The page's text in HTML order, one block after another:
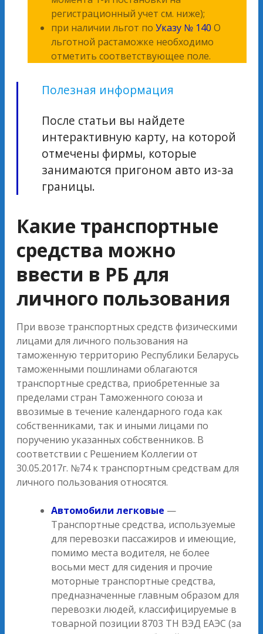
регистрационный учет см. ниже);
при наличии льгот поУказу № 140 О
льготной растаможке необходимо
отметить соответствующее поле.
Полезная информация
После статьи вы найдете
интерактивную карту, на которой
отмечены фирмы, которые
занимаются пригоном авто из-за
границы.
Какие транспортные
средства можно
ввести в РБ для
личного пользования
При ввозе транспортных средств физическими
лицами для личного пользования на
таможенную территорию Республики Беларусь
таможенными пошлинами облагаются
транспортные средства, приобретенные за
пределами стран Таможенного союза и
ввозимые в течение календарного года как
собственниками, так и иными лицами по
поручению указанных собственников. В
соответствии с Решением Коллегии от
30.05.2017г. №74 к транспортным средствам для
личного пользования относятся.
Автомобили легковые —
Транспортные средства, используемые
для перевозки пассажиров и имеющие,
помимо места водителя, не более
восьми мест для сидения и прочие
моторные транспортные средства,
предназначенные главным образом для
перевозки людей, классифицируемые в
товарной позиции 8703 ТН ВЭД ЕАЭС (за